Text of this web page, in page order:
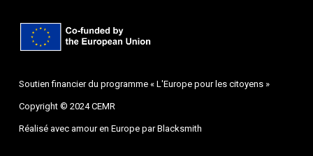
Soutien financier du programme « L'Europe pour les citoyens »
Copyright © 2024 CEMR
Réalisé avec amour en Europe parBlacksmith